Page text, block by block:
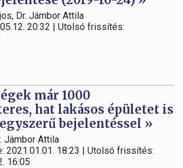
Dr. Jámbor Attila
20:32 | Utolsó frissítés:
már 1000
hat lakásos épületet is
bejelentéssel »
Jámbor Attila
2021.01.01. 18:23 | Utolsó frissítés:
16:05